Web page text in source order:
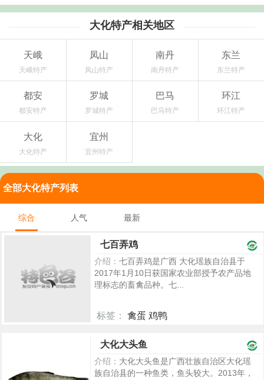
大化特产相关地区
天峨
天峨特产
凤山
凤山特产
南丹
南丹特产
东兰
东兰特产
都安
都安特产
罗城
罗城特产
巴马
巴马特产
环江
环江特产
大化
大化特产
宜州
宜州特产
全部大化特产列表
综合 人气 最新
七百弄鸡
介绍： 七百弄鸡是广西 大化瑶族自治县于
2017年1月10日获国家农业部授予农产品地
理标志的畜禽品种。七...
标签： 禽蛋 鸡鸭
大化大头鱼
介绍： 大化大头鱼是广西壮族自治区大化瑶
族自治县的一种鱼类，鱼头较大。2013年，